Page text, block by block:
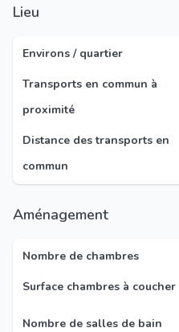
Lieu
Environs / quartier
Transports en commun à
proximité
Distance des transports en
commun
Aménagement
Nombre de chambres
Surface chambres à coucher
Nombre de salles de bain